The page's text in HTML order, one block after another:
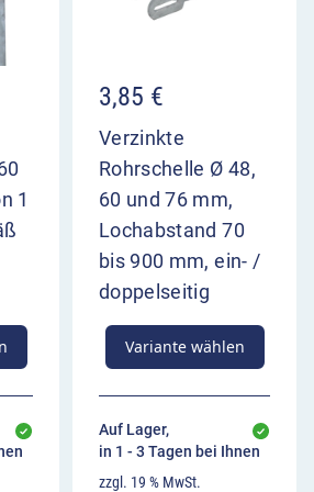
Schilderschellen für
am
Schildermasten.
können Sie die Straßenschilder
bestellen – dies ist als
bereits
Sie hierzu auch unsere
direkt neben der
„Lochung“ (bitte direkt auf den
|
Z2429 mit Symbol
und Text: "Widerrechtlich
werden kostenpflichtig
1
3,85 €
Verzinkte
Rohrschelle Ø 48,
60 und 76 mm,
Lochabstand 70
bis 900 mm, ein- /
doppelseitig
Variante wählen
Auf Lager,
in 1 - 3 Tagen bei Ihnen
zzgl. 19 % MwSt.